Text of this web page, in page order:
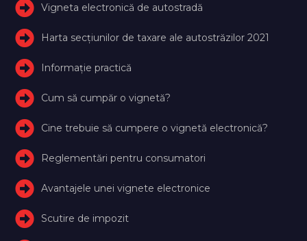
Vigneta electronică de autostradă
Harta secțiunilor de taxare ale autostrăzilor 2021
Informație practică
Cum să cumpăr o vignetă?
Cine trebuie să cumpere o vignetă electronică?
Reglementări pentru consumatori
Avantajele unei vignete electronice
Scutire de impozit